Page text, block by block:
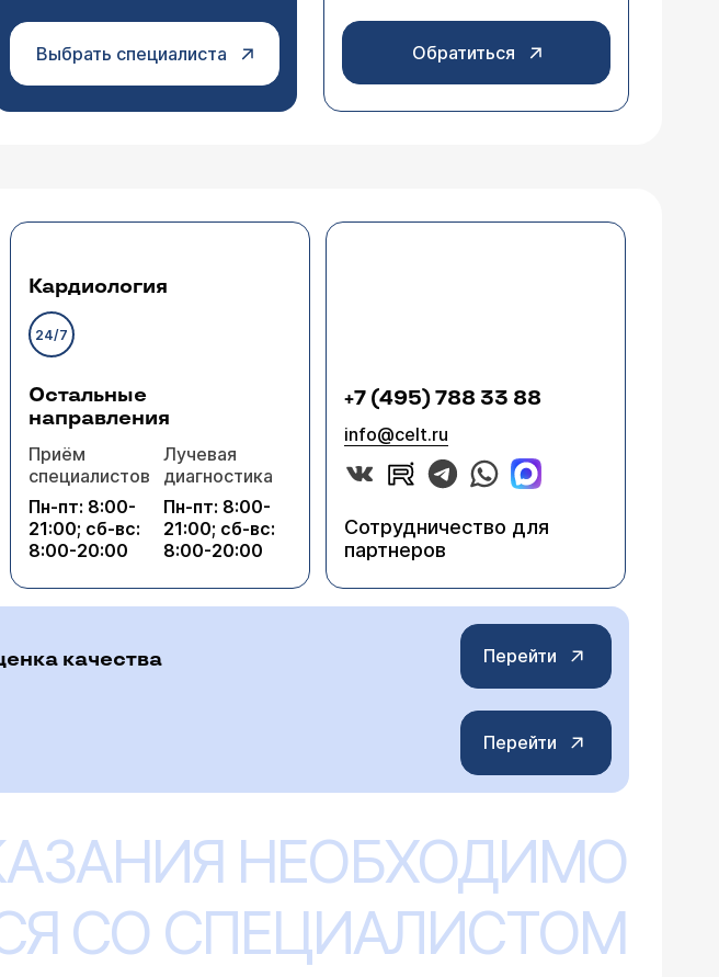
Выбрать специалиста Обратиться
Кардиология
24/7
Остальные
направления
Приём
специалистов
Пн-пт: 8:00-
21:00; сб-вс:
8:00-20:00
Лучевая
диагностика
Пн-пт: 8:00-
21:00; сб-вс:
8:00-20:00
+7 (495) 788 33 88
info@celt.ru
Сотрудничество для
партнеров
качества Перейти
Перейти
НЕОБХОДИМО
СО СПЕЦИАЛИСТОМ